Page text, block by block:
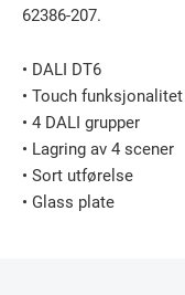
62386-207.
• DALI DT6
• Touch funksjonalitet
• 4 DALI grupper
• Lagring av 4 scener
• Sort utførelse
• Glass plate